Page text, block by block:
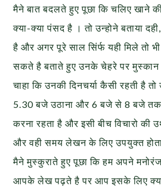
मैने बात बदलते हुए पूछा कि चलिए खाने
क्या-क्या पंसद है । तो उन्होने बताया
है और अगर पूरे साल सिंर्फ यही मिले तो
सकते है बताते हुए उनके चेहरे पर मुस्कान
चाहा कि उनकी दिनचर्या कैसी रहती है
5.30 बजे उठाना और 6 बजे से 8 बजे
करना रहता है और इसी बीच विचारो की
और वही समय लेखन के लिए उपयुक्त
मैने मुस्कुराते हुए पूछा कि हम अपने
आपके लेख पढ़ते है पर आप इसके लिए